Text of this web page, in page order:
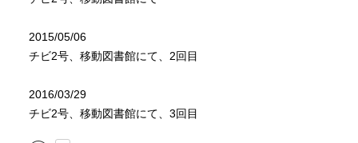
2015/05/06
チビ2号、移動図書館にて、2回目
2016/03/29
チビ2号、移動図書館にて、3回目